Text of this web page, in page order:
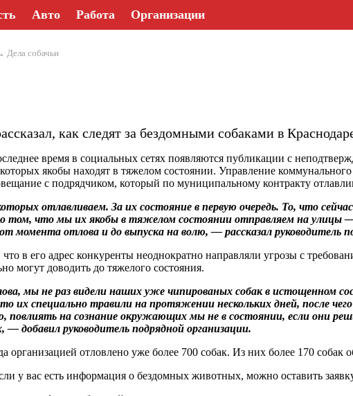
Авто Работа Организации
Дела собачьи
как следят за бездомными собаками в
время в социальных сетях появляются публикации с
якобы находят в тяжелом состоянии. Управление коммунального
с подрядчиком, который по муниципальному контракту
отлавливаем. За их состояние в первую очередь. То, что
том, что мы их якобы в тяжелом состоянии отправляем на улицы
отлова и до выпуска на волю, — рассказал руководитель
в его адрес конкуренты неоднократно направляли угрозы с
могут доводить до тяжелого состояния.
мы не раз видели наших уже чипированых собак в истощенном
их специально травили на протяжении нескольких дней, после
повлиять на сознание окружающих мы не в состоянии, если они
добавил руководитель подрядной организации.
организацией отловлено уже более 700 собак. Из них более 170 собак
у вас есть информация о бездомных животных, можно оставить